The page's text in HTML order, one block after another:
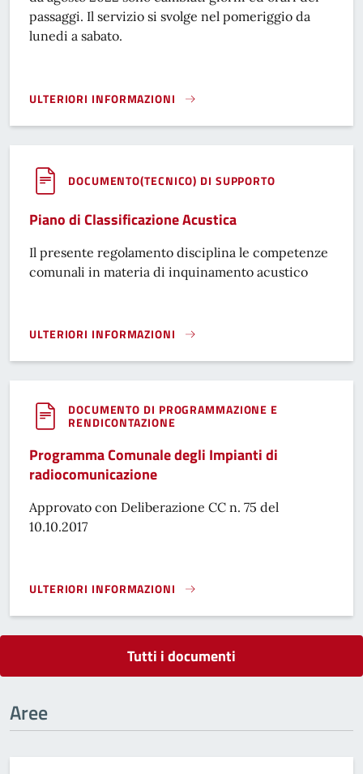
passaggi. Il servizio si svolge nel pomeriggio da
lunedi a sabato.
ULTERIORI INFORMAZIONI
GESTIONE RIFIUTI - SPAZZAMENTO STRADALE}
DOCUMENTO(TECNICO) DI SUPPORTO
Piano di Classificazione Acustica
Il presente regolamento disciplina le competenze
comunali in materia di inquinamento acustico
ULTERIORI INFORMAZIONI
PIANO DI CLASSIFICAZIONE ACUSTICA}
DOCUMENTO DI PROGRAMMAZIONE E
RENDICONTAZIONE
Programma Comunale degli Impianti di
radiocomunicazione
Approvato con Deliberazione CC n. 75 del
10.10.2017
ULTERIORI INFORMAZIONI
PROGRAMMA COMUNALE DEGLI IMPIANTI DI
Tutti i documenti
Aree